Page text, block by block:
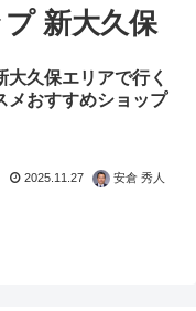
新大久保
大久保エリアで行く
メおすすめショップ
2025.11.27 安倉 秀人